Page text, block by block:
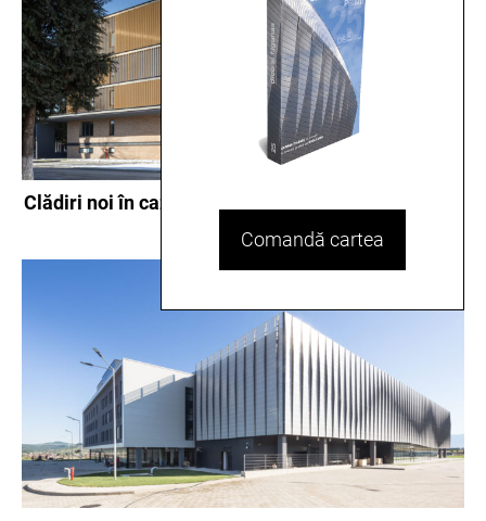
Clădiri noi în cazarma militară, Bistriţa
Comandă cartea